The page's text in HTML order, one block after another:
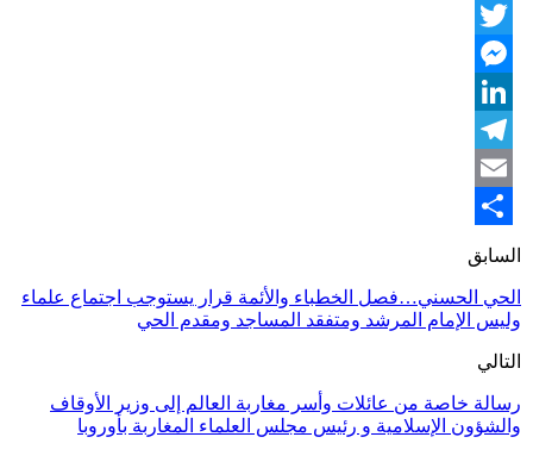
WhatsApp
Twitter
Messenger
LinkedIn
Telegram
Email
Share
السابق
الحي الحسني…فصل الخطباء والأئمة قرار يستوجب اجتماع علماء
وليس الإمام المرشد ومتفقد المساجد ومقدم الحي
التالي
رسالة خاصة من عائلات وأسر مغاربة العالم إلى وزير الأوقاف
والشؤون الإسلامية و رئيس مجلس العلماء المغاربة بأوروبا